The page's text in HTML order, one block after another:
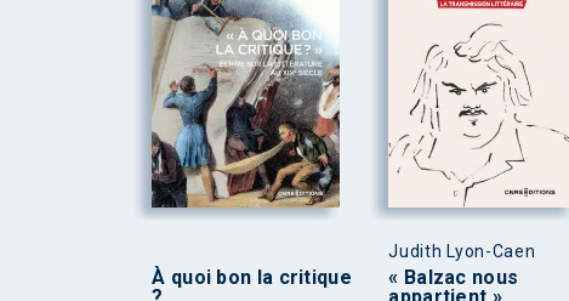
À quoi bon la critique
?
Judith Lyon-Caen
« Balzac nous
appartient »